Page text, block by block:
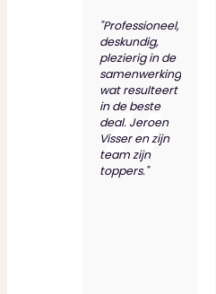
"Professioneel,
deskundig,
plezierig in de
samenwerking
wat resulteert
in de beste
deal. Jeroen
Visser en zijn
team zijn
toppers."